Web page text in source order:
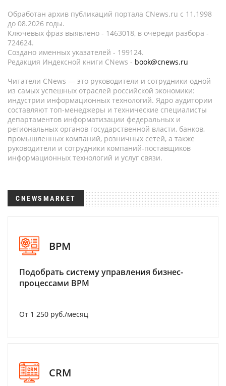
Обработан архив публикаций портала CNews.ru c 11.1998
до 08.2026 годы.
Ключевых фраз выявлено - 1463018, в очереди разбора -
724624.
Создано именных указателей - 199124.
Редакция Индексной книги CNews - book@cnews.ru
Читатели CNews — это руководители и сотрудники одной
из самых успешных отраслей российской экономики:
индустрии информационных технологий. Ядро аудитории
составляют топ-менеджеры и технические специалисты
департаментов информатизации федеральных и
региональных органов государственной власти, банков,
промышленных компаний, розничных сетей, а также
руководители и сотрудники компаний-поставщиков
информационных технологий и услуг связи.
CNEWSMARKET
BPM
Подобрать систему управления бизнес-
процессами BPM
От 1 250 руб./месяц
CRM